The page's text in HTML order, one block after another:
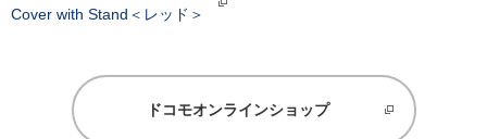
Cover with Stand＜レッド＞
ドコモオンラインショップ